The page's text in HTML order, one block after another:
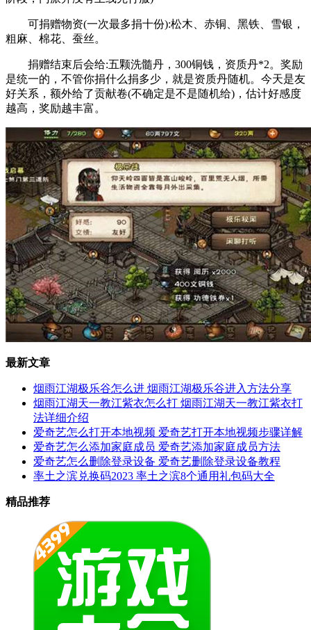
可捐赠物资(一次最多捐十份):松木、赤铜、黑铁、雪银，
粗麻、棉花、蚕丝。
捐赠结束后会给:五颗洗髓丹，300铜钱，资质丹*2。奖励
是统一的，不管你捐什么捐多少，就是资质丹随机。今天是友
好关系，额外给了贡献卷(不确定是不是随机给)，估计好感度
越高，奖励越丰富。
最新文章
烟雨江湖极乐谷怎么进 烟雨江湖极乐谷进入方法分享
烟雨江湖天一教江紫衣怎么打 烟雨江湖天一教江紫衣打
法详细介绍
爱奇艺怎么打开本地视频 爱奇艺打开本地视频步骤详解
爱奇艺怎么添加家庭成员 爱奇艺添加家庭成员方法
爱奇艺怎么删除登录设备 爱奇艺删除登录设备教程
率土之滨兑换码2023 率土之滨8个通用礼包码大全
精品推荐